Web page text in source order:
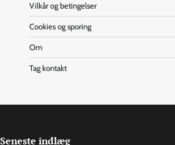
Vilkår og betingelser
Cookies og sporing
Om
Tag kontakt
Seneste indlæg